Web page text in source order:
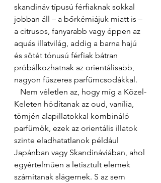
skandináv típusú férfiaknak sokkal
jobban áll – a bőrkémiájuk miatt is –
a citrusos, fanyarabb vagy éppen az
aquás illatvilág, addig a barna hajú
és sötét tónusú férfiak bátran
próbálkozhatnak az orientálisabb,
nagyon fűszeres parfümcsodákkal.
Keleten hódítanak az oud, vanília,
tömjén alapillatokkal kombináló
parfümök, ezek az orientális illatok
szinte eladhatatlanok például
Japánban vagy Skandináviában, ahol
egyértelműen a letisztult elemek
számítanak slágernek. S az sem